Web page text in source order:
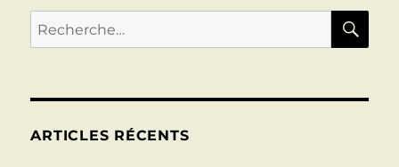
Recherche
pour :
ARTICLES RÉCENTS